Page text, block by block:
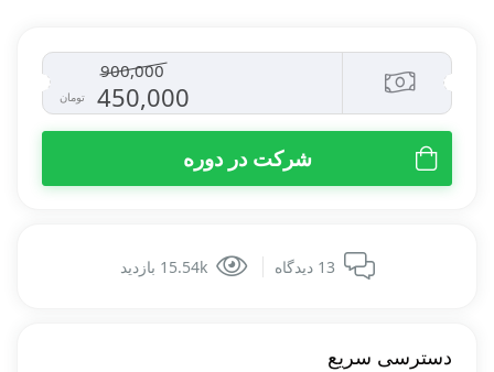
900,000
450,000 تومان
شرکت در دوره
15.54k بازدید
دسترسی سریع